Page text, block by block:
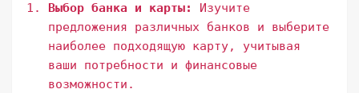
Выбор банка и карты:
Изучите
предложения различных банков и выберите
наиболее подходящую карту, учитывая
ваши потребности и финансовые
возможности.